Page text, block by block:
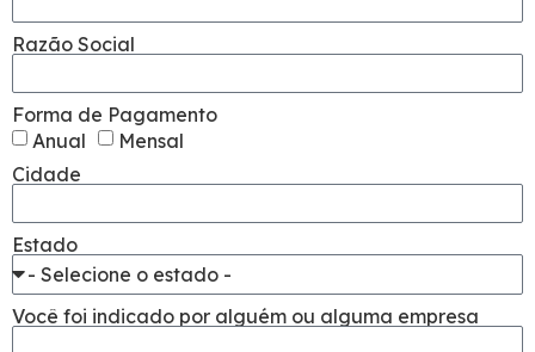
Razão Social
Forma de Pagamento
Anual
Mensal
Cidade
Estado
Você foi indicado por alguém ou alguma empresa